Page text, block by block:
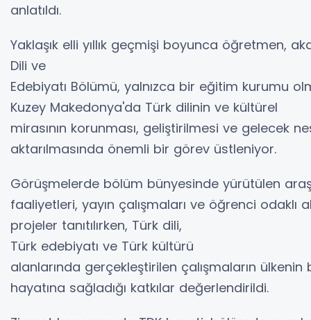
anlatıldı.
Yaklaşık elli yıllık geçmişi boyunca öğretmen,
Dili ve
Edebiyatı Bölümü, yalnızca bir eğitim kurumu
Kuzey Makedonya'da Türk dilinin ve kültürel
mirasının korunması, geliştirilmesi ve gelecek
aktarılmasında önemli bir görev üstleniyor.
Görüşmelerde bölüm bünyesinde yürütülen
faaliyetleri, yayın çalışmaları ve öğrenci odaklı
projeler tanıtılırken, Türk dili,
Türk edebiyatı ve Türk kültürü
alanlarında gerçekleştirilen çalışmaların ülkenin
hayatına sağladığı katkılar değerlendirildi.